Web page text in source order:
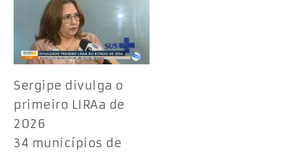
Sergipe divulga o
primeiro LIRAa de
2026
34 municípios de